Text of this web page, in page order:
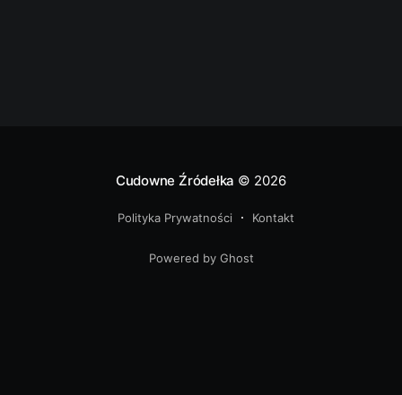
Cudowne Źródełka © 2026
Polityka Prywatności Kontakt
Powered by Ghost